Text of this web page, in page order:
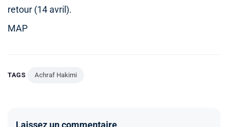
retour (14 avril).
MAP
TAGS Achraf Hakimi
Laissez un commentaire